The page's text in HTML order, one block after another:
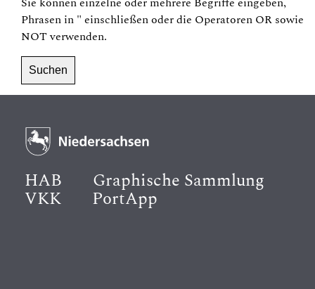
Phrasen in " einschließen oder die Operatoren OR sowie
NOTverwenden.
HAB Graphische Sammlung
VKK PortApp